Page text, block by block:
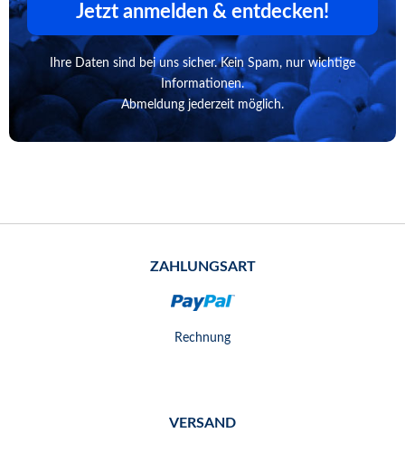
Jetzt anmelden & entdecken!
Ihre Daten sind bei uns sicher. Kein Spam, nur wichtige
Informationen.
Abmeldung jederzeit möglich.
ZAHLUNGSART
Rechnung
VERSAND